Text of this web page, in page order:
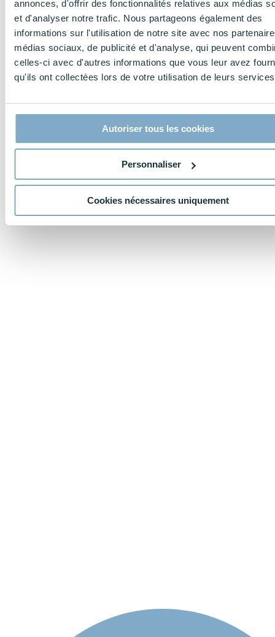
annonces, d'offrir des fonctionnalités relatives aux médias
et d'analyser notre trafic. Nous partageons également des
informations sur l'utilisation de notre site avec nos
médias sociaux, de publicité et d'analyse, qui peuvent
celles-ci avec d'autres informations que vous leur avez
qu'ils ont collectées lors de votre utilisation de leurs
Autoriser tous les cookies
Personnaliser
Cookies nécessaires uniquement